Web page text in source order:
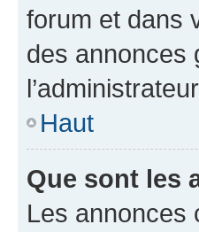
forum et dans
des annonces
Haut
Que sont les
Les annonces